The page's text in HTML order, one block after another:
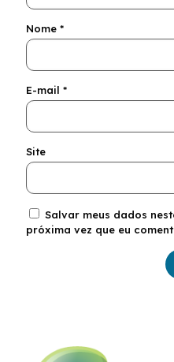
Nome *
E-mail *
Site
Salvar meus dados
próxima vez que eu